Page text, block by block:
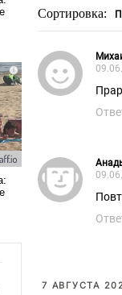
Сортировка:
7 АВГУСТА